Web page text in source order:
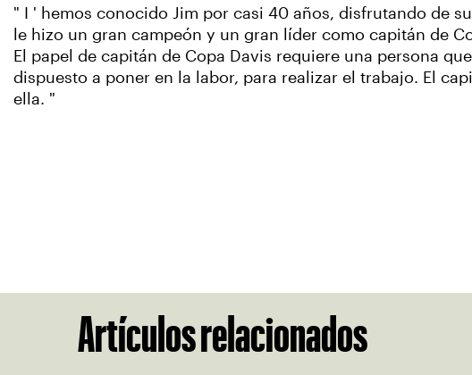
" I ' hemos conocido Jim por casi 40 años, disfrutando de
le hizo un gran campeón y un gran líder como capitán de
El papel de capitán de Copa Davis requiere una persona
dispuesto a poner en la labor, para realizar el trabajo. El
ella. "
Artículos relacionados